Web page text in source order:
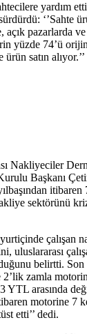
yardım
‘’Sahte
pazarlarda ve
yüzde 74’ü
satın alıyor.’’
Nakliyeciler
Başkanı
itibaren
sektörünü
çalışan
uluslararası
belirtti.
2’lik zamla
YTL arasında
motorine 7
etti’’ dedi.